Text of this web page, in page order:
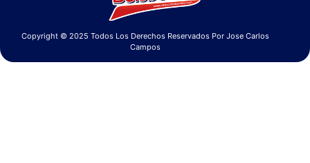
Copyright © 2025 Todos Los Derechos Reservados Por Jose Carlos
Campos